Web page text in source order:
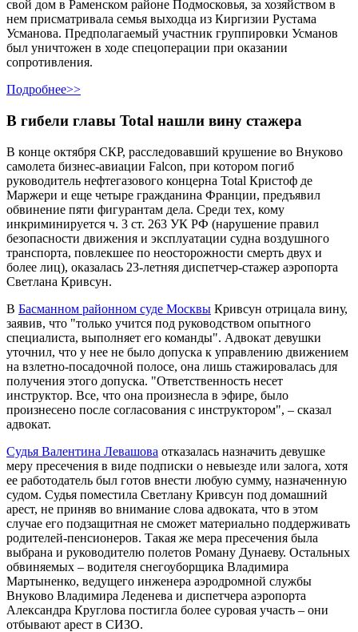
свой дом в Раменском районе Подмосковья, за хозяйством в
нем присматривала семья выходца из Киргизии Рустама
Усманова. Предполагаемый участник группировки Усманов
был уничтожен в ходе спецоперации при оказании
сопротивления.
Подробнее>>
В гибели главы Total нашли вину стажера
В конце октября СКР, расследовавший крушение во Внуково
самолета бизнес-авиации Falcon, при котором погиб
руководитель нефтегазового концерна Total Кристоф де
Маржери и еще четыре гражданина Франции, предъявил
обвинение пяти фигурантам дела. Среди тех, кому
инкриминируется ч. 3 ст. 263 УК РФ (нарушение правил
безопасности движения и эксплуатации судна воздушного
транспорта, повлекшее по неосторожности смерть двух и
более лиц), оказалась 23-летняя диспетчер-стажер аэропорта
Светлана Кривсун.
В Басманном районном суде Москвы Кривсун отрицала вину,
заявив, что "только учится под руководством опытного
специалиста, выполняет его команды". Адвокат девушки
уточнил, что у нее не было допуска к управлению движением
на взлетно-посадочной полосе, она лишь стажировалась для
получения этого допуска. "Ответственность несет
инструктор. Все, что она произнесла в эфире, было
произнесено после согласования с инструктором", – сказал
адвокат.
Судья Валентина Левашова отказалась назначить девушке
меру пресечения в виде подписки о невыезде или залога, хотя
ее работодатель был готов внести любую сумму, назначенную
судом. Судья поместила Светлану Кривсун под домашний
арест, не приняв во внимание слова адвоката, что в этом
случае его подзащитная не сможет материально поддерживать
родителей-пенсионеров. Такая же мера пресечения была
выбрана и руководителю полетов Роману Дунаеву. Остальных
обвиняемых – водителя снегоуборщика Владимира
Мартыненко, ведущего инженера аэродромной службы
Внуково Владимира Леденева и диспетчера аэропорта
Александра Круглова постигла более суровая участь – они
отбывают арест в СИЗО.